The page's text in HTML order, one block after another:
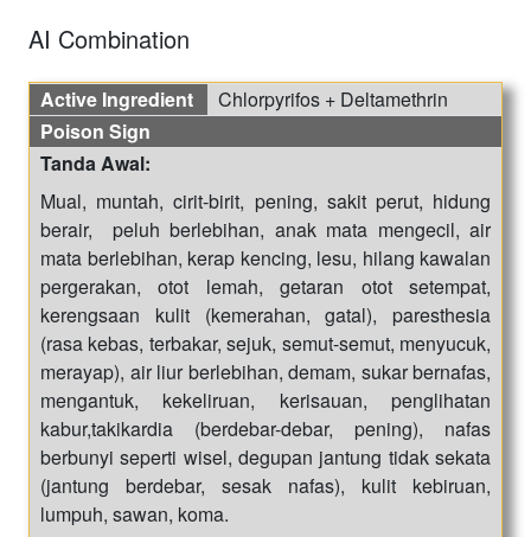
AI Combination
Active Ingredient
Chlorpyrifos + Deltamethrin
Poison Sign
Tanda Awal:
Mual, muntah, cirit-birit, pening, sakit perut, hidung
berair, peluh berlebihan, anak mata mengecil, air
mata berlebihan, kerap kencing, lesu, hilang kawalan
pergerakan, otot lemah, getaran otot setempat,
kerengsaan kulit (kemerahan, gatal), paresthesia
(rasa kebas, terbakar, sejuk, semut-semut, menyucuk,
merayap), air liur berlebihan, demam, sukar bernafas,
mengantuk, kekeliruan, kerisauan, penglihatan
kabur,takikardia (berdebar-debar, pening), nafas
berbunyi seperti wisel, degupan jantung tidak sekata
(jantung berdebar, sesak nafas), kulit kebiruan,
lumpuh, sawan, koma.